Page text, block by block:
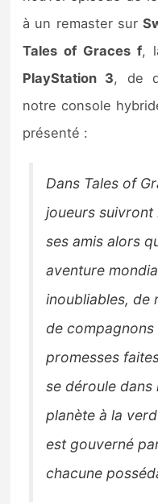
Précommandes
Sorties de jeux
Bons plans
à un remaster sur
Tales of Graces f,
PlayStation 3, de
notre console
présenté :
Dans Tales of
joueurs suivront
ses amis alors
aventure
inoubliables, de
de
promesses
se déroule dans
planète à la
est gouverné
chacune